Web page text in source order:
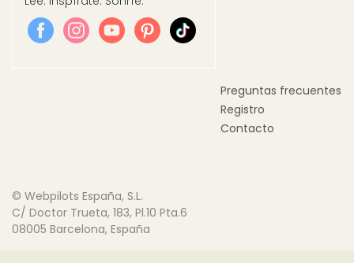
Preguntas frecuentes
Registro
Contacto
© Webpilots España, S.L.
C/ Doctor Trueta, 183, Pl.10 Pta.6
08005 Barcelona, España